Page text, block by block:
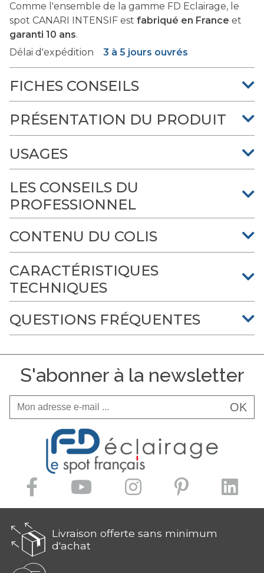
Comme l'ensemble de la gamme FD Eclairage, le
spot CANARI INTENSIF est fabriqué en France et
garanti 10 ans.
Délai d'expédition
3 à 5 jours ouvrés
FICHES CONSEILS
PRÉSENTATION DU PRODUIT
USAGES
LES CONSEILS DU
PROFESSIONNEL
CONTENU DU COLIS
CARACTÉRISTIQUES
TECHNIQUES
QUESTIONS FRÉQUENTES
S'abonner à la newsletter
OK
Livraison offerte sans minimum
d'achat